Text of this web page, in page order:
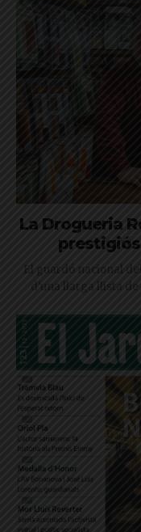
La Drogueria
El guardó nacional
d'una llarga llista